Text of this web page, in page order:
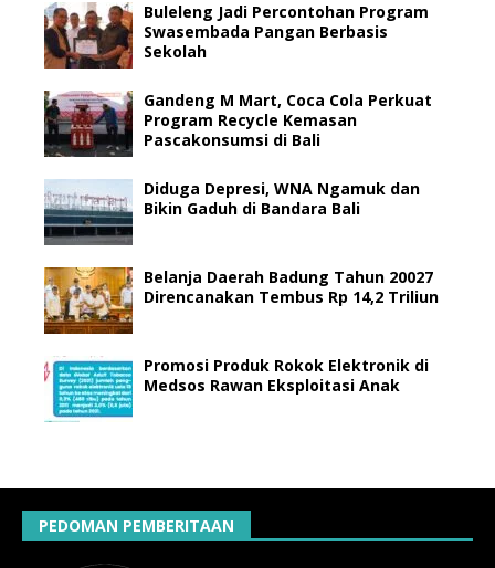
Buleleng Jadi Percontohan Program
Swasembada Pangan Berbasis
Sekolah
Gandeng M Mart, Coca Cola Perkuat
Program Recycle Kemasan
Pascakonsumsi di Bali
Diduga Depresi, WNA Ngamuk dan
Bikin Gaduh di Bandara Bali
Belanja Daerah Badung Tahun 20027
Direncanakan Tembus Rp 14,2 Triliun
Promosi Produk Rokok Elektronik di
Medsos Rawan Eksploitasi Anak
PEDOMAN PEMBERITAAN